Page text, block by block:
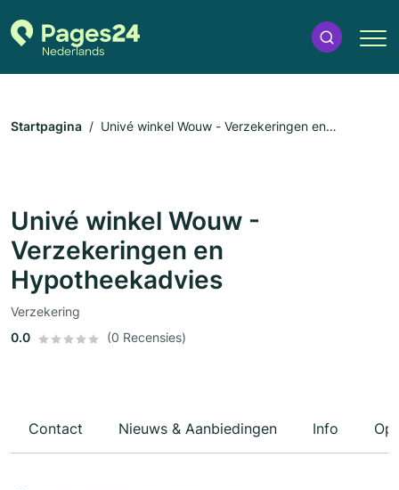
Startpagina
Univé winkel Wouw - Verzekeringen en
Univé winkel Wouw -
Verzekeringen en
Hypotheekadvies
Verzekering
0.0
(0 Recensies)
Contact Nieuws & Aanbiedingen Info